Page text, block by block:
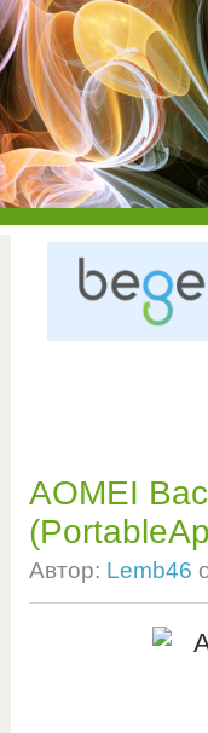
AOMEI
Автор: Lemb46